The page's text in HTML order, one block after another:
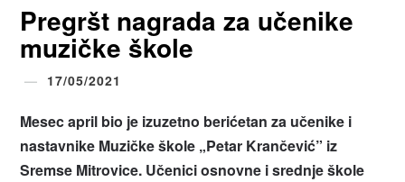
Pregršt nagrada za učenike
muzičke škole
17/05/2021
Mesec april bio je izuzetno berićetan za učenike i
nastavnike Muzičke škole „Petar Krančević” iz
Sremse Mitrovice. Učenici osnovne i srednje škole